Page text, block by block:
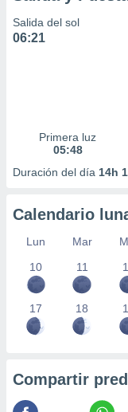
Salida del sol
06:21
Primera luz
05:48
Duración del día 14h
Calendario
Lun Mar
10
11
17 18
Compartir